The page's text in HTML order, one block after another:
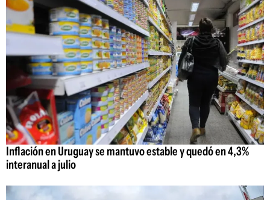
Inflación en Uruguay se mantuvo estable y quedó en 4,3%
interanual a julio